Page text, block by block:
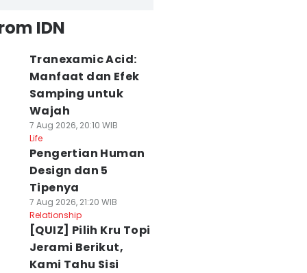
IDN
Tranexamic Acid:
Manfaat dan Efek
Samping untuk
Wajah
7 Aug 2026, 20:10 WIB
Life
Pengertian Human
Design dan 5
Tipenya
7 Aug 2026, 21:20 WIB
Relationship
[QUIZ] Pilih Kru Topi
Jerami Berikut,
Kami Tahu Sisi